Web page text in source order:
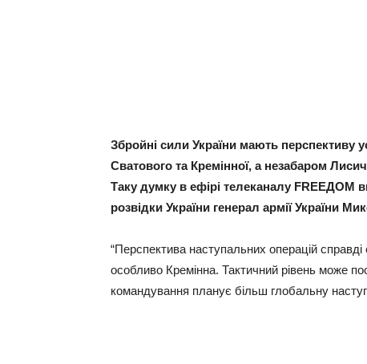
Збройні сили України мають перспективу
Сватового та Кремінної, а незабаром
Таку думку в ефірі телеканалу FREEДОМ
розвідки України генерал армії України
“Перспектива наступальних операцій
особливо Кремінна. Тактичний рівень може
командування планує більш глобальну